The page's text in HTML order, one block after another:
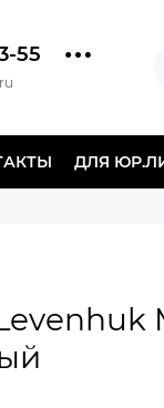
55
ДЛЯ